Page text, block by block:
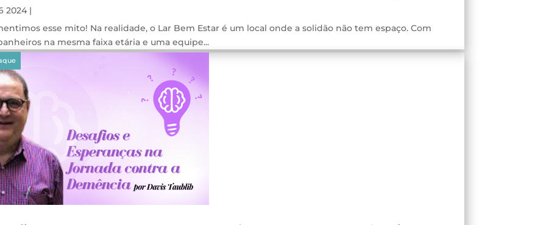
2024 |
esse mito! Na realidade, o Lar Bem Estar é um local onde a solidão não tem espaço. Com
na mesma faixa etária e uma equipe...